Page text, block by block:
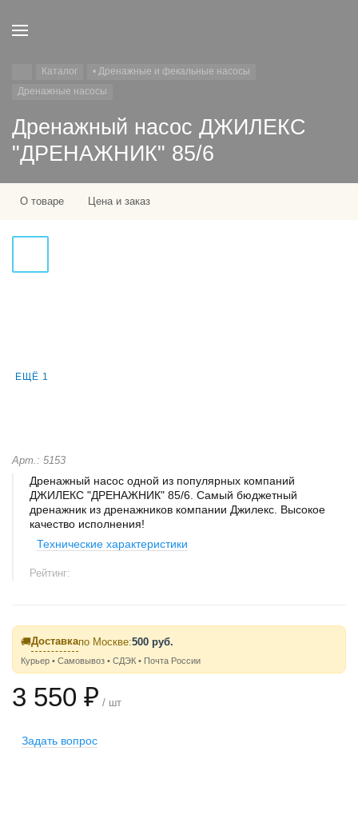
Каталог
• Дренажные и фекальные насосы
Дренажные насосы
Дренажный насос ДЖИЛЕКС
"ДРЕНАЖНИК" 85/6
О товаре Цена и заказ
ЕЩЁ 1
Арт.: 5153
Дренажный насос одной из популярных компаний
ДЖИЛЕКС "ДРЕНАЖНИК" 85/6. Самый бюджетный
дренажник из дренажников компании Джилекс. Высокое
качество исполнения!
Технические характеристики
Рейтинг:
🚚Доставкапо Москве:500 руб.
Курьер • Самовывоз • СДЭК • Почта России
3 550 ₽ / шт
Задать вопрос